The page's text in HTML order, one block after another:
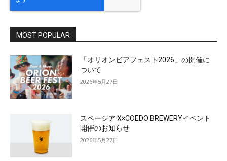
MOST POPULAR
「オリオンビアフェスト2026」の開催に
ついて
2026年5月27日
スペーシア X×COEDO BREWERYイベント
開催のお知らせ
2026年5月27日